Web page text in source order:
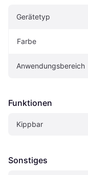
Gerätetyp
Farbe
Anwendungsbereich
Funktionen
Kippbar
Sonstiges